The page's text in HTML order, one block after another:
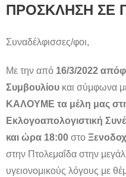
ΠΡΟΣΚΛΗΣΗ ΣΕ
Συναδέλφισσες/φοι,
Με την από 16/3/2022
Συμβουλίου και σύμφωνα
ΚΑΛΟΥΜΕ τα μέλη μας
Εκλογοαπολογιστική
και ώρα 18:00 στο
στην Πτολεμαΐδα στην
υγειονομικούς λόγους με